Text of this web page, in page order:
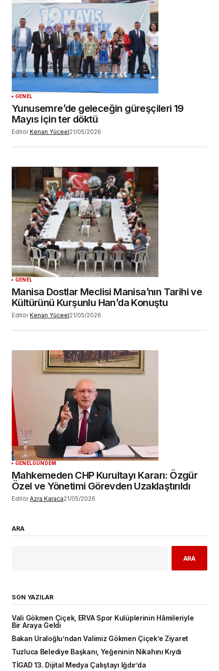
GENEL
Yunusemre’de geleceğin güreşçileri 19
Mayıs için ter döktü
Editör Kenan Yüceel21/05/2026
GENEL
Manisa Dostlar Meclisi Manisa’nın Tarihi ve
Kültürünü Kurşunlu Han’da Konuştu
Editör Kenan Yüceel21/05/2026
GENELGÜNDEM
Mahkemeden CHP Kurultayı Kararı: Özgür
Özel ve Yönetimi Görevden Uzaklaştırıldı
Editör Azra Karaca21/05/2026
ARA
ARA
SON YAZILAR
Vali Gökmen Çiçek, ERVA Spor Kulüplerinin Hâmileriyle
Bir Araya Geldi
Bakan Uraloğlu’ndan Valimiz Gökmen Çiçek’e Ziyaret
Tuzluca Belediye Başkanı, Yeğeninin Nikahını Kıydı
TİGAD 13. Dijital Medya Çalıştayı Iğdır’da